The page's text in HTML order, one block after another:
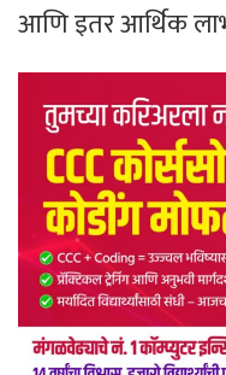
आणि इतर आर्थिक